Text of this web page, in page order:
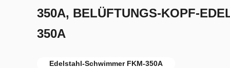
350A, BELÜFTUNGS-KOPF-
350A
Edelstahl-Schwimmer FKM-350A